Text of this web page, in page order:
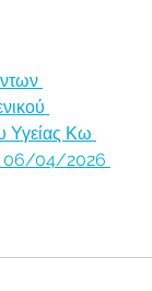
Υγείας Κω
06/04/2026